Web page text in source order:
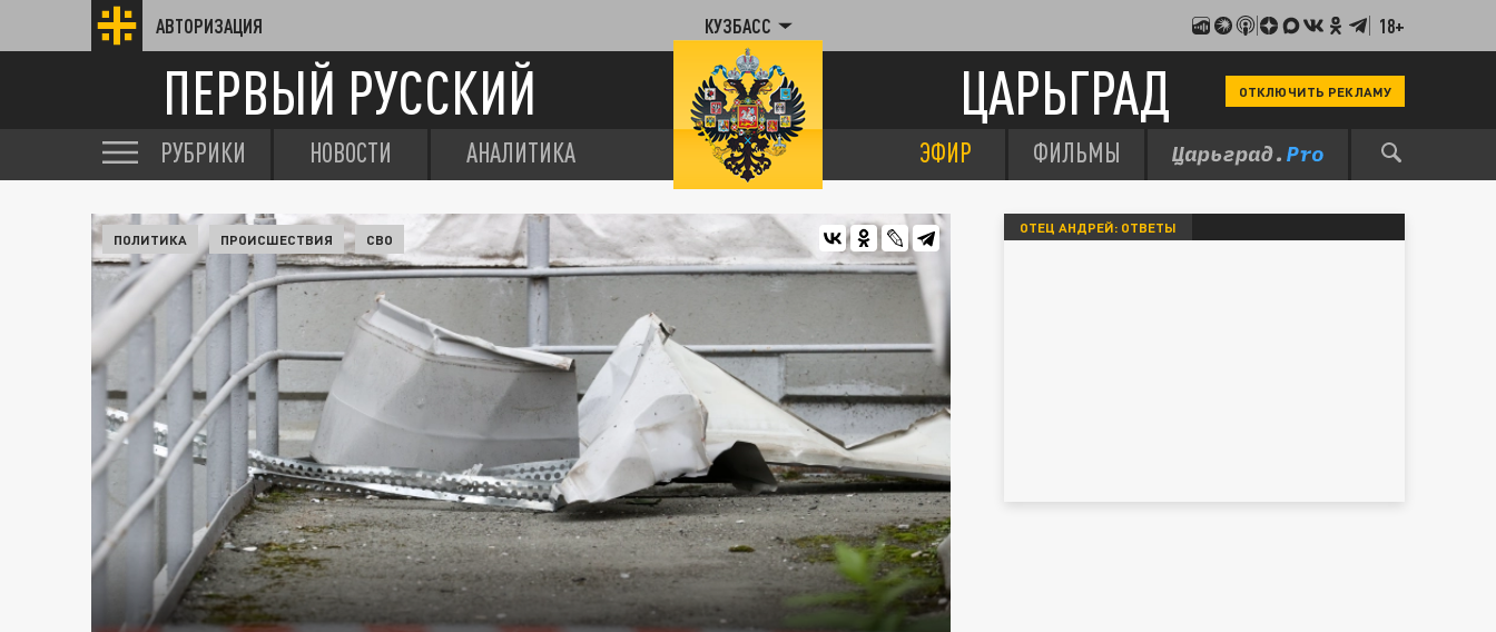
АВТОРИЗАЦИЯ КУЗБАСС 18+
ПЕРВЫЙ РУССКИЙ ЦАРЬГРАД ОТКЛЮЧИТЬ РЕКЛАМУ
РУБРИКИ НОВОСТИ АНАЛИТИКА ЭФИР ФИЛЬМЫ
ПОЛИТИКА ПРОИСШЕСТВИЯ СВО
ОТЕЦ АНДРЕЙ: ОТВЕТЫ